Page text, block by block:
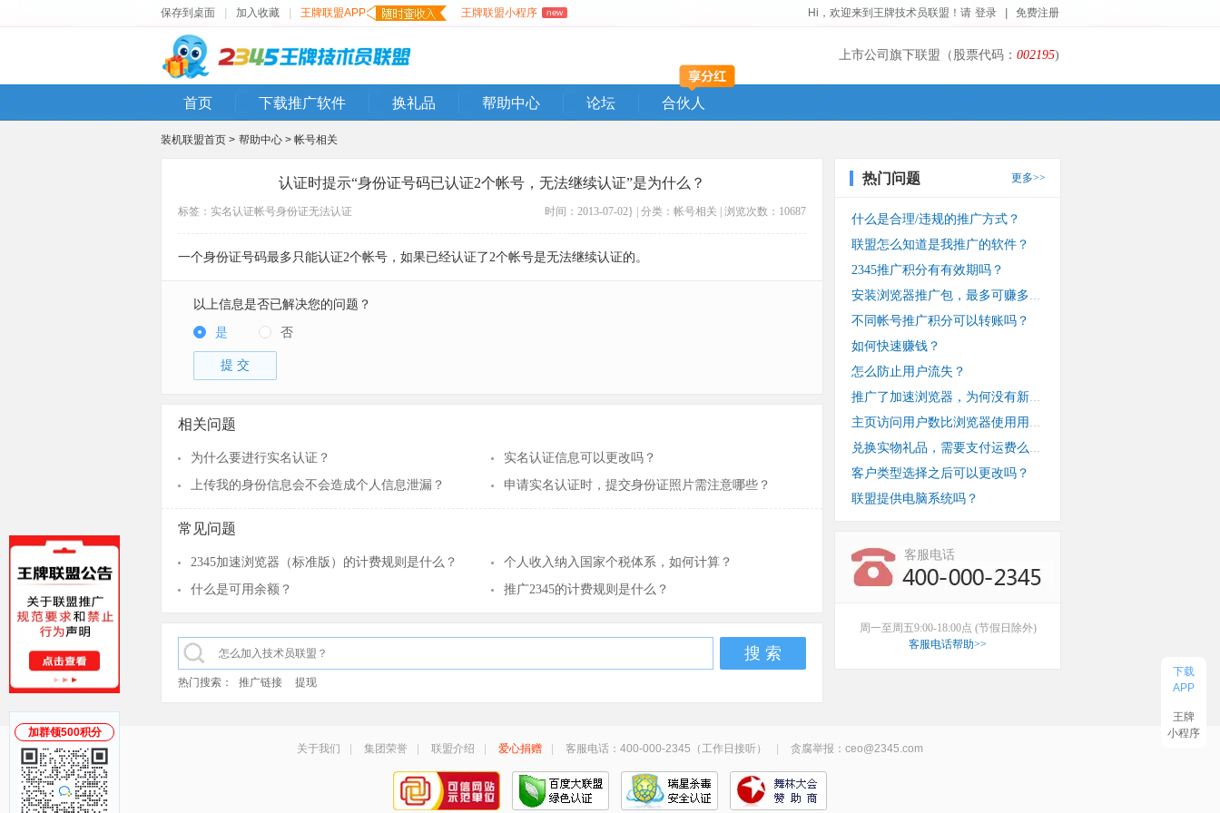
保存到桌面 加入收藏 王牌联盟APP 王牌联盟小程序 new Hi，欢迎来到王牌技术员联盟！请 登录 免费注册
上市公司旗下联盟（股票代码： 002195)
首页 下载推广软件 换礼品 帮助中心 论坛 合伙人
装机联盟首页 > 帮助中心 > 帐号相关
认证时提示“身份证号码已认证2个帐号，无法继续认证”是为什么？
标签： 实名认证帐号身份证无法认证 时间：2013-07-02} | 分类： 帐号相关 | 浏览次数：10687
一个身份证号码最多只能认证2个帐号，如果已经认证了2个帐号是无法继续认证的。
以上信息是否已解决您的问题？
是 否
提 交
相关问题
为什么要进行实名认证？
实名认证信息可以更改吗？
上传我的身份信息会不会造成个人信息泄漏？
申请实名认证时，提交身份证照片需注意哪些？
常见问题
2345加速浏览器（标准版）的计费规则是什么？
个人收入纳入国家个税体系，如何计算？
什么是可用余额？
推广2345的计费规则是什么？
搜 索
热门搜索： 推广链接 提现
热门问题 更多>>
什么是合理/违规的推广方式？
联盟怎么知道是我推广的软件？
2345推广积分有有效期吗？
安装浏览器推广包，最多可赚多少钱？
不同帐号推广积分可以转账吗？
如何快速赚钱？
怎么防止用户流失？
推广了加速浏览器，为何没有新装收入？
主页访问用户数比浏览器使用用户数少？
兑换实物礼品，需要支付运费么？
客户类型选择之后可以更改吗？
联盟提供电脑系统吗？
客服电话
周一至周五9:00-18:00点 (节假日除外)
客服电话帮助>>
关于我们 集团荣誉 联盟介绍 爱心捐赠 客服电话：400-000-2345（工作日接听） 贪腐举报：ceo@2345.com
下载
APP
王牌
小程序
加群领500积分